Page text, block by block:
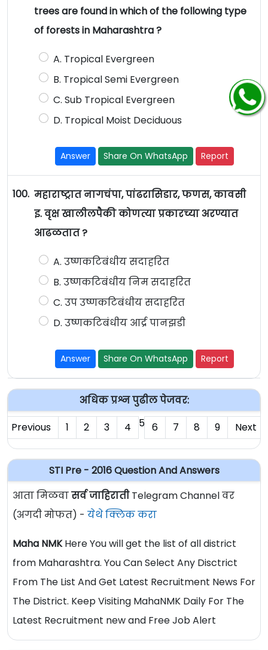
trees are found in which of the following type
of forests in Maharashtra ?
A. Tropical Evergreen
B. Tropical Semi Evergreen
C. Sub Tropical Evergreen
D. Tropical Moist Deciduous
Answer Share On WhatsApp Report
100. महाराष्ट्रात नागचंपा, पांढरासिडार, फणस, कावसी
इ. वृक्ष खालीलपैकी कोणत्या प्रकारच्या अरण्यात
आढळतात ?
A. उष्णकटिबंधीय सदाहरित
B. उष्णकटिबंधीय निम सदाहरित
C. उप उष्णकटिबंधीय सदाहरित
D. उष्णकटिबंधीय आर्द्र पानझडी
Answer Share On WhatsApp Report
अधिक प्रश्न पुढील पेजवर:
Previous
1 2 3 4 5 6 7 8 9 Next
STI Pre - 2016 Question And Answers
आता मिळवासर्व जाहिरातीTelegram Channel वर
(अगदी मोफत) - येथे क्लिक करा
Maha NMKHere You will get the list of all district
from Maharashtra. You Can Select Any Disctrict
From The List And Get Latest Recruitment News For
The District. Keep Visiting MahaNMK Daily For The
Latest Recruitment new and Free Job Alert